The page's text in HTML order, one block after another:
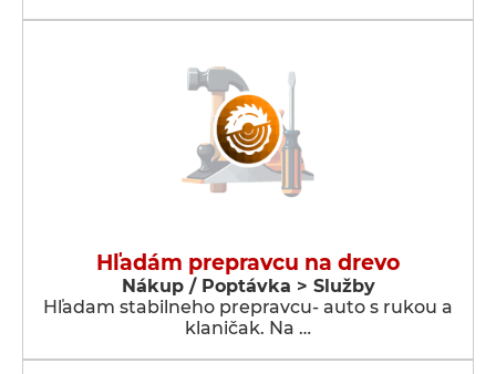
Hľadám prepravcu na drevo
Nákup / Poptávka > Služby
Hľadam stabilneho prepravcu- auto s rukou a
klaničak. Na …